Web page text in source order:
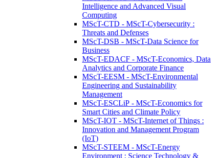
Intelligence and Advanced Visual
Computing
MScT-CTD - MScT-Cybersecurity :
Threats and Defenses
MScT-DSB - MScT-Data Science for
Business
MScT-EDACF - MScT-Economics, Data
Analytics and Corporate Finance
MScT-EESM - MScT-Environmental
Engineering and Sustainability
Management
MScT-ESCLiP - MScT-Economics for
Smart Cities and Climate Policy
MScT-IOT - MScT-Internet of Things :
Innovation and Management Program
(IoT)
MScT-STEEM - MScT-Energy
Environment : Science Technology &